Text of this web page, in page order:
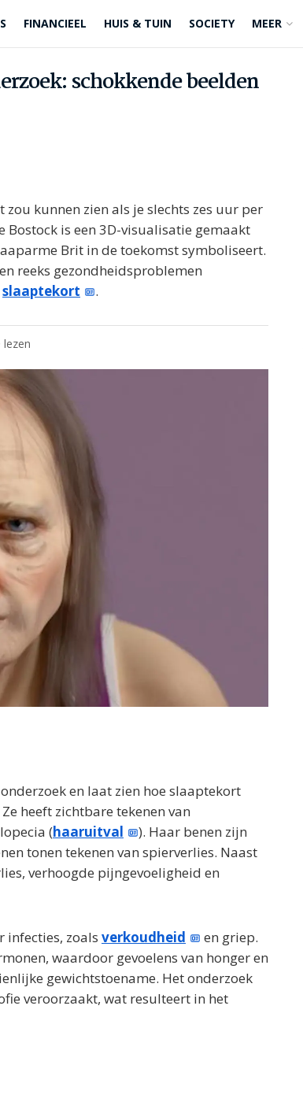
FINANCIEEL HUIS & TUIN SOCIETY MEER
schokkende beelden
kunnen zien als je slechts zes uur per
is een 3D-visualisatie gemaakt
Brit in de toekomst symboliseert.
reeks gezondheidsproblemen
slaaptekort .
en laat zien hoe slaaptekort
heeft zichtbare tekenen van
(haaruitval
). Haar benen zijn
tonen tekenen van spierverlies. Naast
verhoogde pijngevoeligheid en
infecties, zoals verkoudheid
en griep.
waardoor gevoelens van honger en
gewichtstoename. Het onderzoek
veroorzaakt, wat resulteert in het